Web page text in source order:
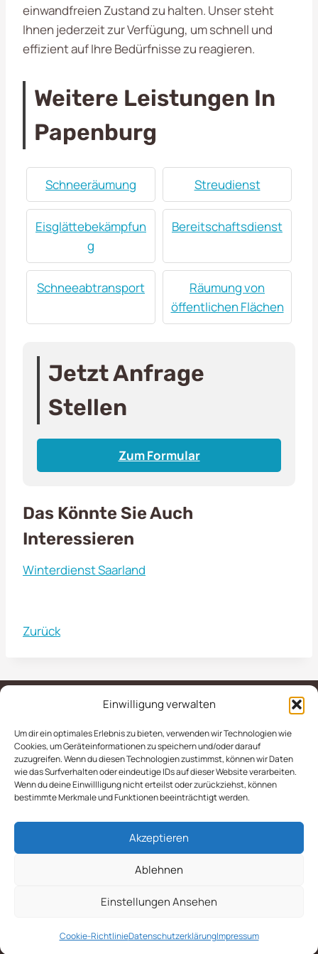
Einwilligung verwalten
Um dir ein optimales Erlebnis zu bieten, verwenden wir Technologien wie
Cookies, um Geräteinformationen zu speichern und/oder darauf
zuzugreifen. Wenn du diesen Technologien zustimmst, können wir Daten
wie das Surfverhalten oder eindeutige IDs auf dieser Website verarbeiten.
Wenn du deine Einwillligung nicht erteilst oder zurückziehst, können
bestimmte Merkmale und Funktionen beeinträchtigt werden.
Akzeptieren
Ablehnen
Einstellungen Ansehen
Cookie-RichtlinieDatenschutzerklärungImpressum
einwandfreien Zustand zu halten. Unser steht
Ihnen jederzeit zur Verfügung, um schnell und
effizient auf Ihre Bedürfnisse zu reagieren.
Weitere Leistungen In
Papenburg
Schneeräumung Streudienst
Eisglättebekämpfun
g
Bereitschaftsdienst
Schneeabtransport
Räumung von
öffentlichen Flächen
Jetzt Anfrage
Stellen
Zum Formular
Das Könnte Sie Auch
Interessieren
Winterdienst Saarland
Zurück
IMPRESSUM
AGB
DATENSCHUTZERKLÄRUNG
COOKIE-RICHTLINIE (EU)
© 2026 - Stemweder Service GmbH & Co. KG